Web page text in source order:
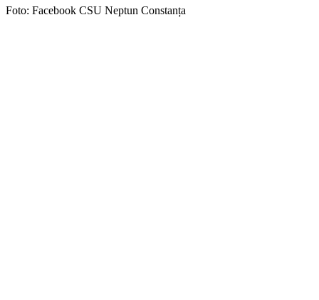
Foto: Facebook CSU Neptun Constanța